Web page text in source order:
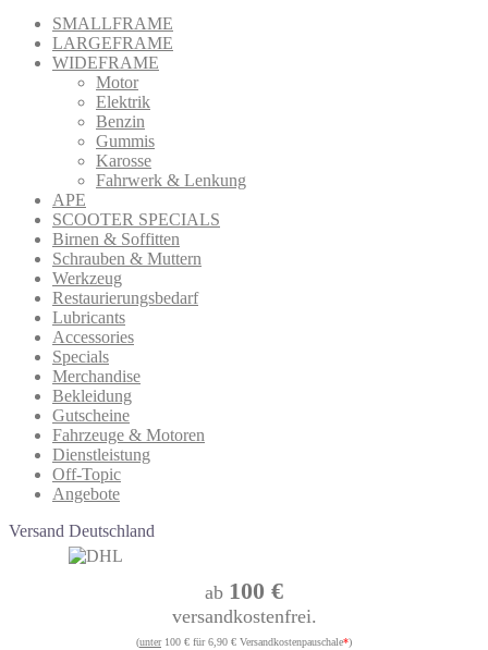
SMALLFRAME
LARGEFRAME
WIDEFRAME
Motor
Elektrik
Benzin
Gummis
Karosse
Fahrwerk & Lenkung
APE
SCOOTER SPECIALS
Birnen & Soffitten
Schrauben & Muttern
Werkzeug
Restaurierungsbedarf
Lubricants
Accessories
Specials
Merchandise
Bekleidung
Gutscheine
Fahrzeuge & Motoren
Dienstleistung
Off-Topic
Angebote
Versand Deutschland
ab 100 €
versandkostenfrei.
(unter100 € für 6,90 € Versandkostenpauschale*)